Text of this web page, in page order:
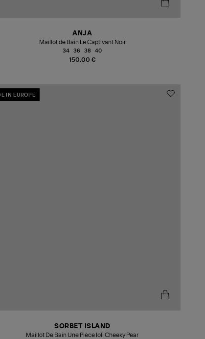
150,00 €
ANJA
Maillot de Bain Le Captivant Noir
34 36 38 40
IN EUROPE
SORBET ISLAND
Maillot De Bain Une Pièce Ioli Cheeky Pear